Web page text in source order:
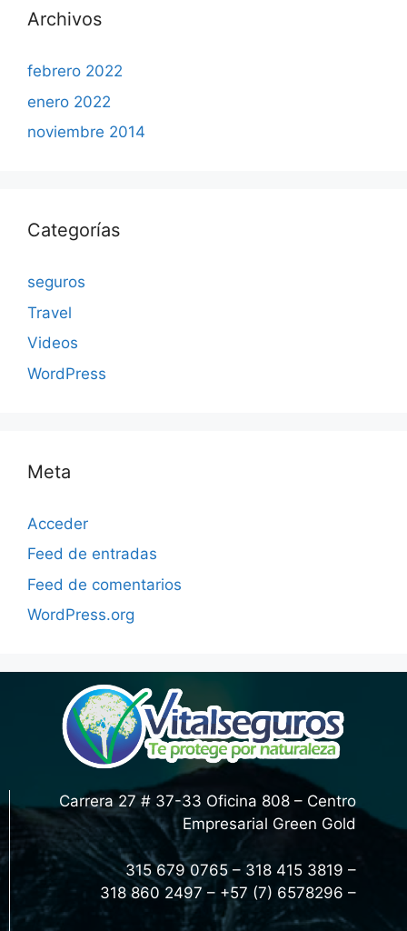
Archivos
febrero 2022
enero 2022
noviembre 2014
Categorías
seguros
Travel
Videos
WordPress
Meta
Acceder
Feed de entradas
Feed de comentarios
WordPress.org
Carrera 27 # 37-33 Oficina 808 – Centro
Empresarial Green Gold
315 679 0765 – 318 415 3819 –
318 860 2497 – +57 (7) 6578296 –